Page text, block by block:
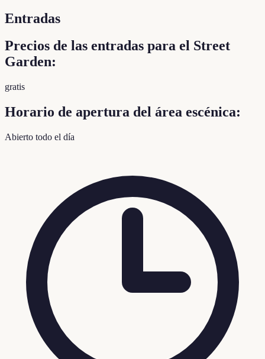
Entradas
Precios de las entradas para el Street
Garden:
gratis
Horario de apertura del área escénica:
Abierto todo el día